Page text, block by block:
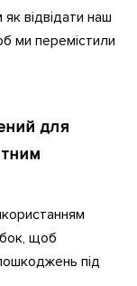
відвідати наш
ми перемістили
для
щоб
під